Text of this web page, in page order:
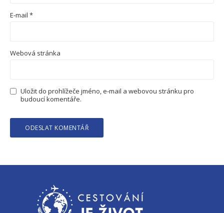
E-mail *
Webová stránka
Uložit do prohlížeče jméno, e-mail a webovou stránku pro
budoucí komentáře.